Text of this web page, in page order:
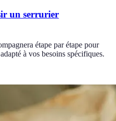
un serrurier
étape par étape pour
à vos besoins spécifiques.